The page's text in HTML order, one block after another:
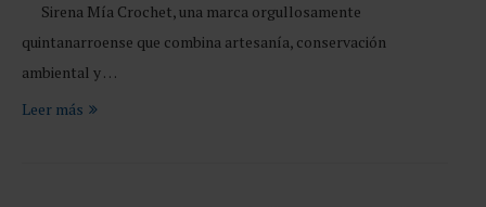
Sirena Mía Crochet, una marca orgullosamente
quintanarroense que combina artesanía, conservación
ambiental y …
Leer más